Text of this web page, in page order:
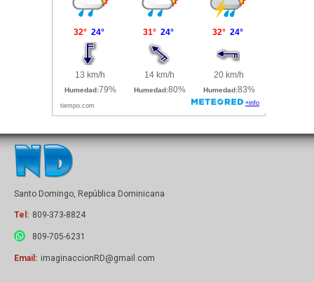
Santo Domingo, República Dominicana
Tel: 809-373-8824
809-705-6231
Email: imaginaccionRD@gmail.com